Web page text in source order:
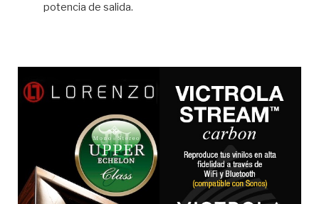
potencia de salida.